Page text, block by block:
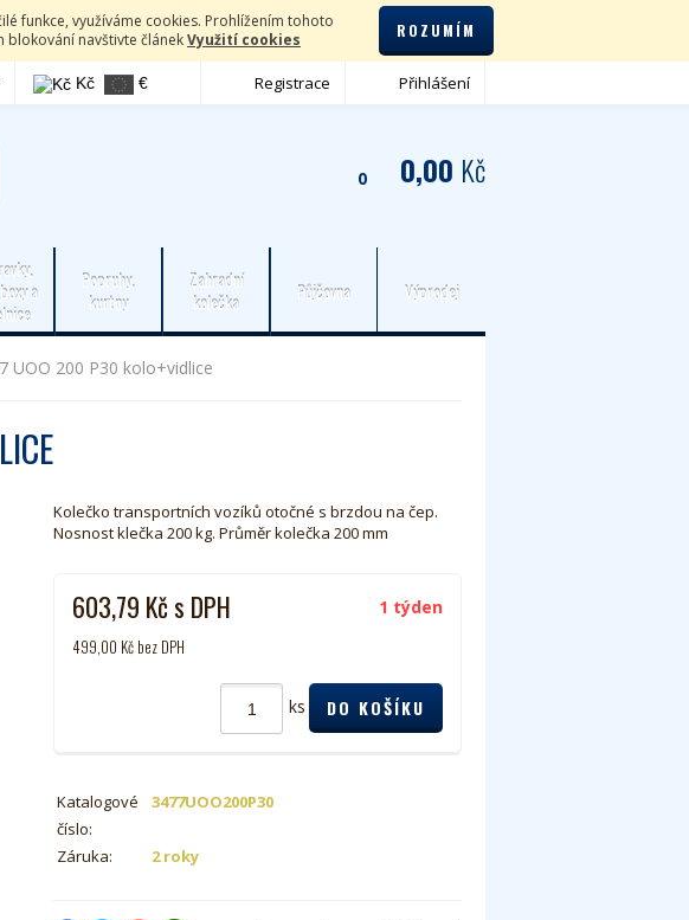
funkce, využíváme cookies. Prohlížením tohoto
navštivte článekVyužití cookies ROZUMÍM
Kč € Registrace Přihlášení
0 0,00 Kč
a
Popruhy,
kurtny
Zahradní
kolečka
Půjčovna Výprodej
UOO 200 P30 kolo+vidlice
Kolečko transportních vozíků otočné s brzdou na čep.
Nosnost klečka 200 kg. Průměr kolečka 200 mm
1 týden
603,79 Kčs DPH
499,00 Kč bez DPH
ks
Katalogové
číslo:
3477UOO200P30
Záruka: 2 roky